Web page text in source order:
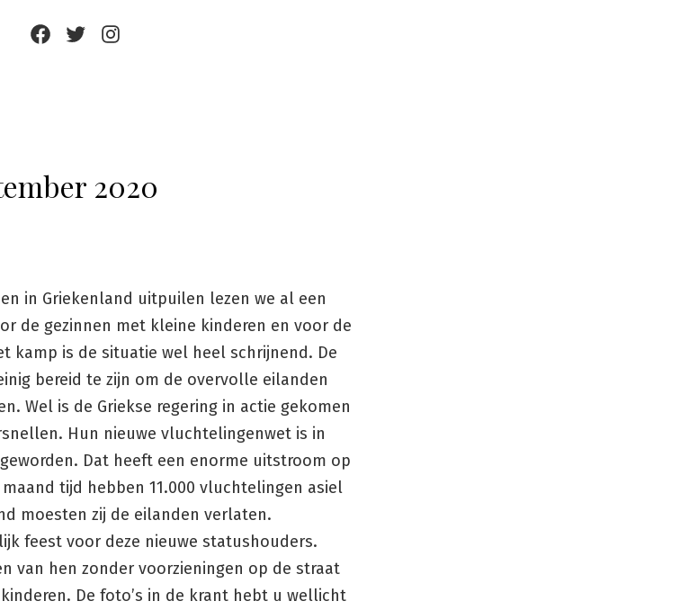
FacebookTwitterInstagram
2020
in Griekenland uitpuilen lezen we al een
de gezinnen met kleine kinderen en voor de
kamp is de situatie wel heel schrijnend. De
bereid te zijn om de overvolle eilanden
Wel is de Griekse regering in actie gekomen
Hun nieuwe vluchtelingenwet is in
Dat heeft een enorme uitstroom op
tijd hebben 11.000 vluchtelingen asiel
moesten zij de eilanden verlaten.
feest voor deze nieuwe statushouders.
van hen zonder voorzieningen op de straat
De foto’s in de krant hebt u wellicht